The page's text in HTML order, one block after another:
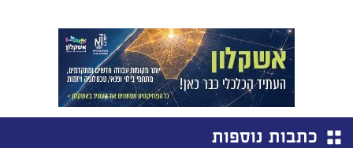
כתבות נוספות